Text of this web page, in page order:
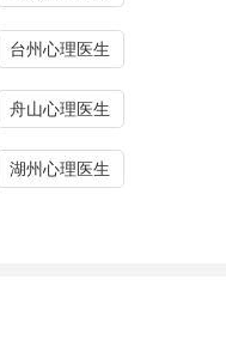
矛盾、外遇出轨、婚
问题;人际关系、职场
13306538268
区 江东区 江北区 北
市心理咨询,宁波心理
台州心理医生
舟山心理医生
湖州心理医生